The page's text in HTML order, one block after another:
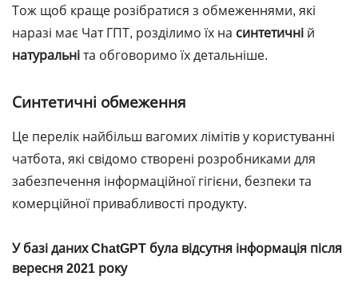
Тож щоб краще розібратися з обмеженнями, які
наразі має Чат ГПТ, розділимо їх на синтетичні й
натуральніта обговоримо їх детальніше.
Синтетичні обмеження
Це перелік найбільш вагомих лімітів у користуванні
чатбота, які свідомо створені розробниками для
забезпечення інформаційної гігієни, безпеки та
комерційної привабливості продукту.
У базі даних ChatGPT була відсутня інформація після
вересня 2021 року